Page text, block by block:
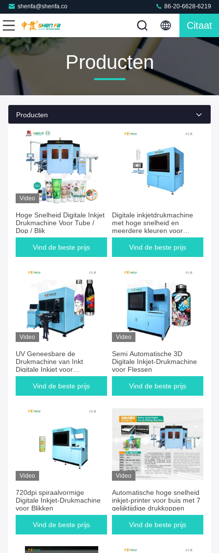
shenfa@shenfa.co 86-20-6628-6219
Citaat
Producten
Producten
Video
Hoge Snelheid Digitale Inkjet
Drukmachine Voor Tube /
Dop / Blik
Vind de beste prijs
Digitale inkjetdrukmachine
met hoge snelheid en
meerdere kleuren voor
vierkante fles flatbed
productenVind de beste prijs
Video
UV Geneesbare de
Drukmachine van Inkt
Digitale Inkjet voor
Drinkware-Fles
Vind de beste prijs
Video
Semi Automatische 3D
Digitale Inkjet-Drukmachine
voor Flessen
Vind de beste prijs
Video
720dpi spiraalvormige
Digitale Inkjet-Drukmachine
voor Blikken
Vind de beste prijs
Video
Automatische hoge snelheid
inkjet-printer voor buis met 7
gelijktijdige drukkoppen
Vind de beste prijs